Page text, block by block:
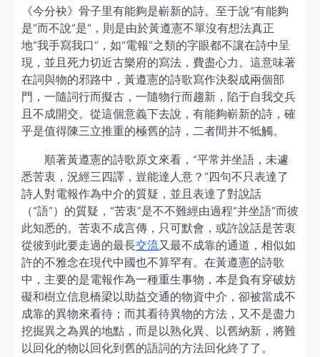
《今分袂》骨子里有能夠是嶄新的詩。至于說“有能夠
是”而不說“是”，則是由於黃遵憲不單沒有想法真正
地“我手寫我口”，如“電報”之類的字眼都不讓在詩中呈
現，並且死力切近古樂府的寫法，費盡心力。這意味著
在詞與物的邪路中，黃遵憲的詩歌寫作決裂成兩個部
門，一隨詞行而擬古，一隨物行而趨新，陷于自我交兵
且不成開交。從這個意義下去說，有能夠嶄新的詩，確
乎是值得陳三立推重的極舊的詩，二者間并不牴觸。
順著黃遵憲的詩歌原文來看，“平常并坐語，未遽
悉苦衷，況經三四譯，豈能達人意？”四句不只表達了
詩人對電報作為中介的質疑，並且表達了對說話
（“語”）的質疑，“苦衷”是不不難經由過程“并坐語”而彼
此知悉的。苦衷不成言傳，只可默會，或許說話是苦衷
從彼到此要走過的最長交流又最不成靠的通道，相似如
許的不雅念在現代中國也不算罕有。在黃遵憲的詩歌
中，主要的是電報作為一種重生事物，本是負有穿破妨
礙和樹立信息橋梁以助益交通的物資中介，卻被當成不
成靠的異物來看待；而其看待異物的方法，又不是盡力
挖掘異之為異的地點，而是以熟化異、以舊納新，將難
以回化的物以回化到舊的語詞的方法回化終了了。